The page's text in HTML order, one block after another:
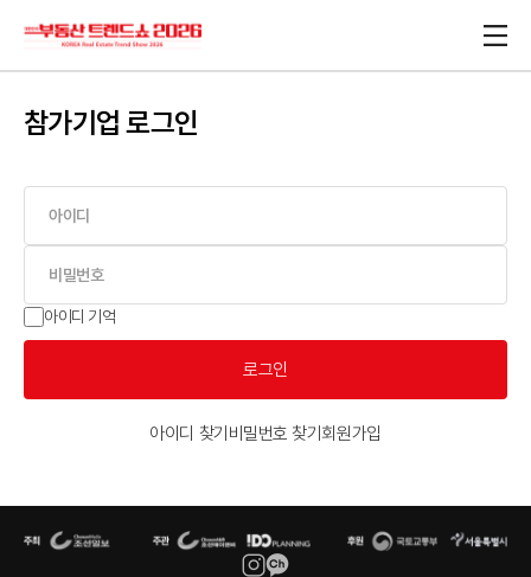
참가기업 로그인
아이디 기억
로그인
아이디 찾기 비밀번호 찾기 회원가입